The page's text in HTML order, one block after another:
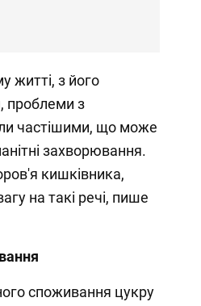
житті, з його
з
частішими, що може
захворювання.
кишківника,
на такі речі, пише
споживання цукру